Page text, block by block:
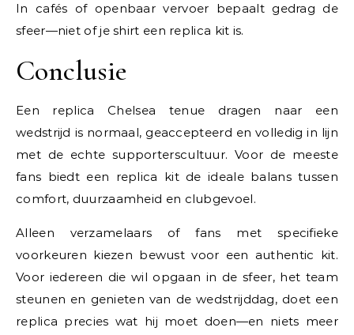
In cafés of openbaar vervoer bepaalt gedrag de
sfeer—niet of je shirt een replica kit is.
Conclusie
Een replica Chelsea tenue dragen naar een
wedstrijd is normaal, geaccepteerd en volledig in lijn
met de echte supporterscultuur. Voor de meeste
fans biedt een replica kit de ideale balans tussen
comfort, duurzaamheid en clubgevoel.
Alleen verzamelaars of fans met specifieke
voorkeuren kiezen bewust voor een authentic kit.
Voor iedereen die wil opgaan in de sfeer, het team
steunen en genieten van de wedstrijddag, doet een
replica precies wat hij moet doen—en niets meer